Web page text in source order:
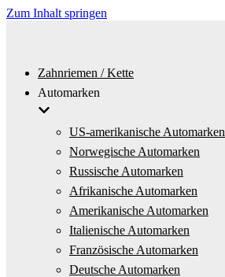
Zum Inhalt springen
Zahnriemen / Kette
Automarken
US-amerikanische Automarken
Norwegische Automarken
Russische Automarken
Afrikanische Automarken
Amerikanische Automarken
Italienische Automarken
Französische Automarken
Deutsche Automarken